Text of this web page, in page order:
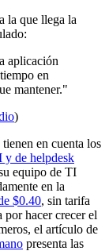
la que llega la
aplicación
en
mantener."
)
en cuenta los
y de helpdesk
equipo de TI
en la
$0.40, sin tarifa
por hacer crecer el
el artículo de
presenta las